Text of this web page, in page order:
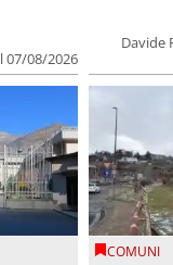
07/08/2026
Davide
COMUNI